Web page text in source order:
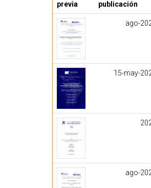
previa
publicación
ago-
15-may-
ago-